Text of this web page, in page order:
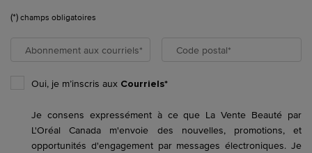
(*)champs obligatoires
Abonnement aux courriels* Code postal*
Oui, je m’inscris aux Courriels*
Je consens expressément à ce que La Vente Beauté par
L'Oréal Canada m'envoie des nouvelles, promotions, et
opportunités d'engagement par messages électroniques. Je